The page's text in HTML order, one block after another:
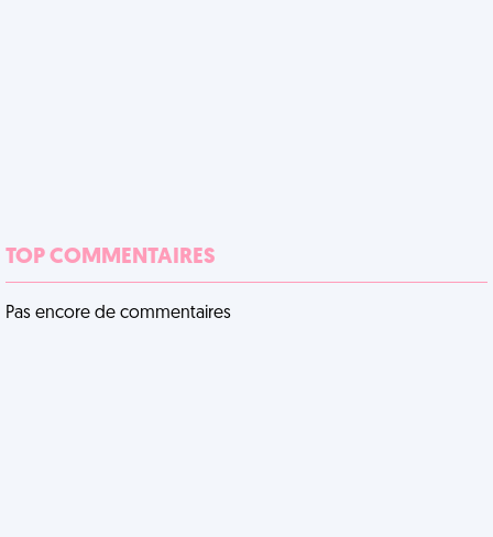
TOP COMMENTAIRES
Pas encore de commentaires